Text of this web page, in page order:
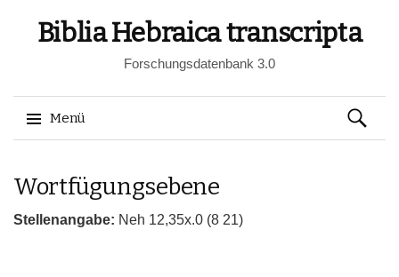
Biblia Hebraica transcripta
Forschungsdatenbank 3.0
Menü
zum
Suchen
nach:
Wortfügungsebene
Stellenangabe: Neh 12,35x.0 (8 21)